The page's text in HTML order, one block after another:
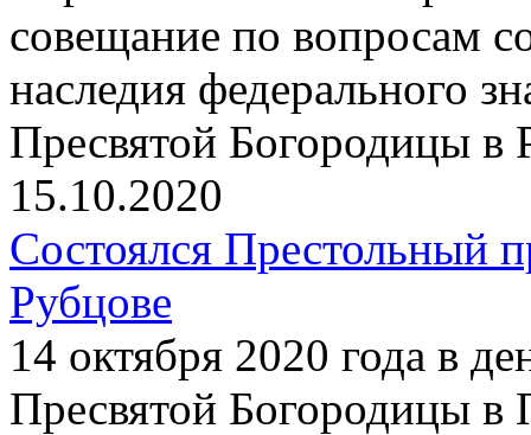
совещание по вопросам
наследия федерального
Пресвятой Богородицы в
15.10.2020
Состоялся Престольный
Рубцове
14 октября 2020 года в
Пресвятой Богородицы в